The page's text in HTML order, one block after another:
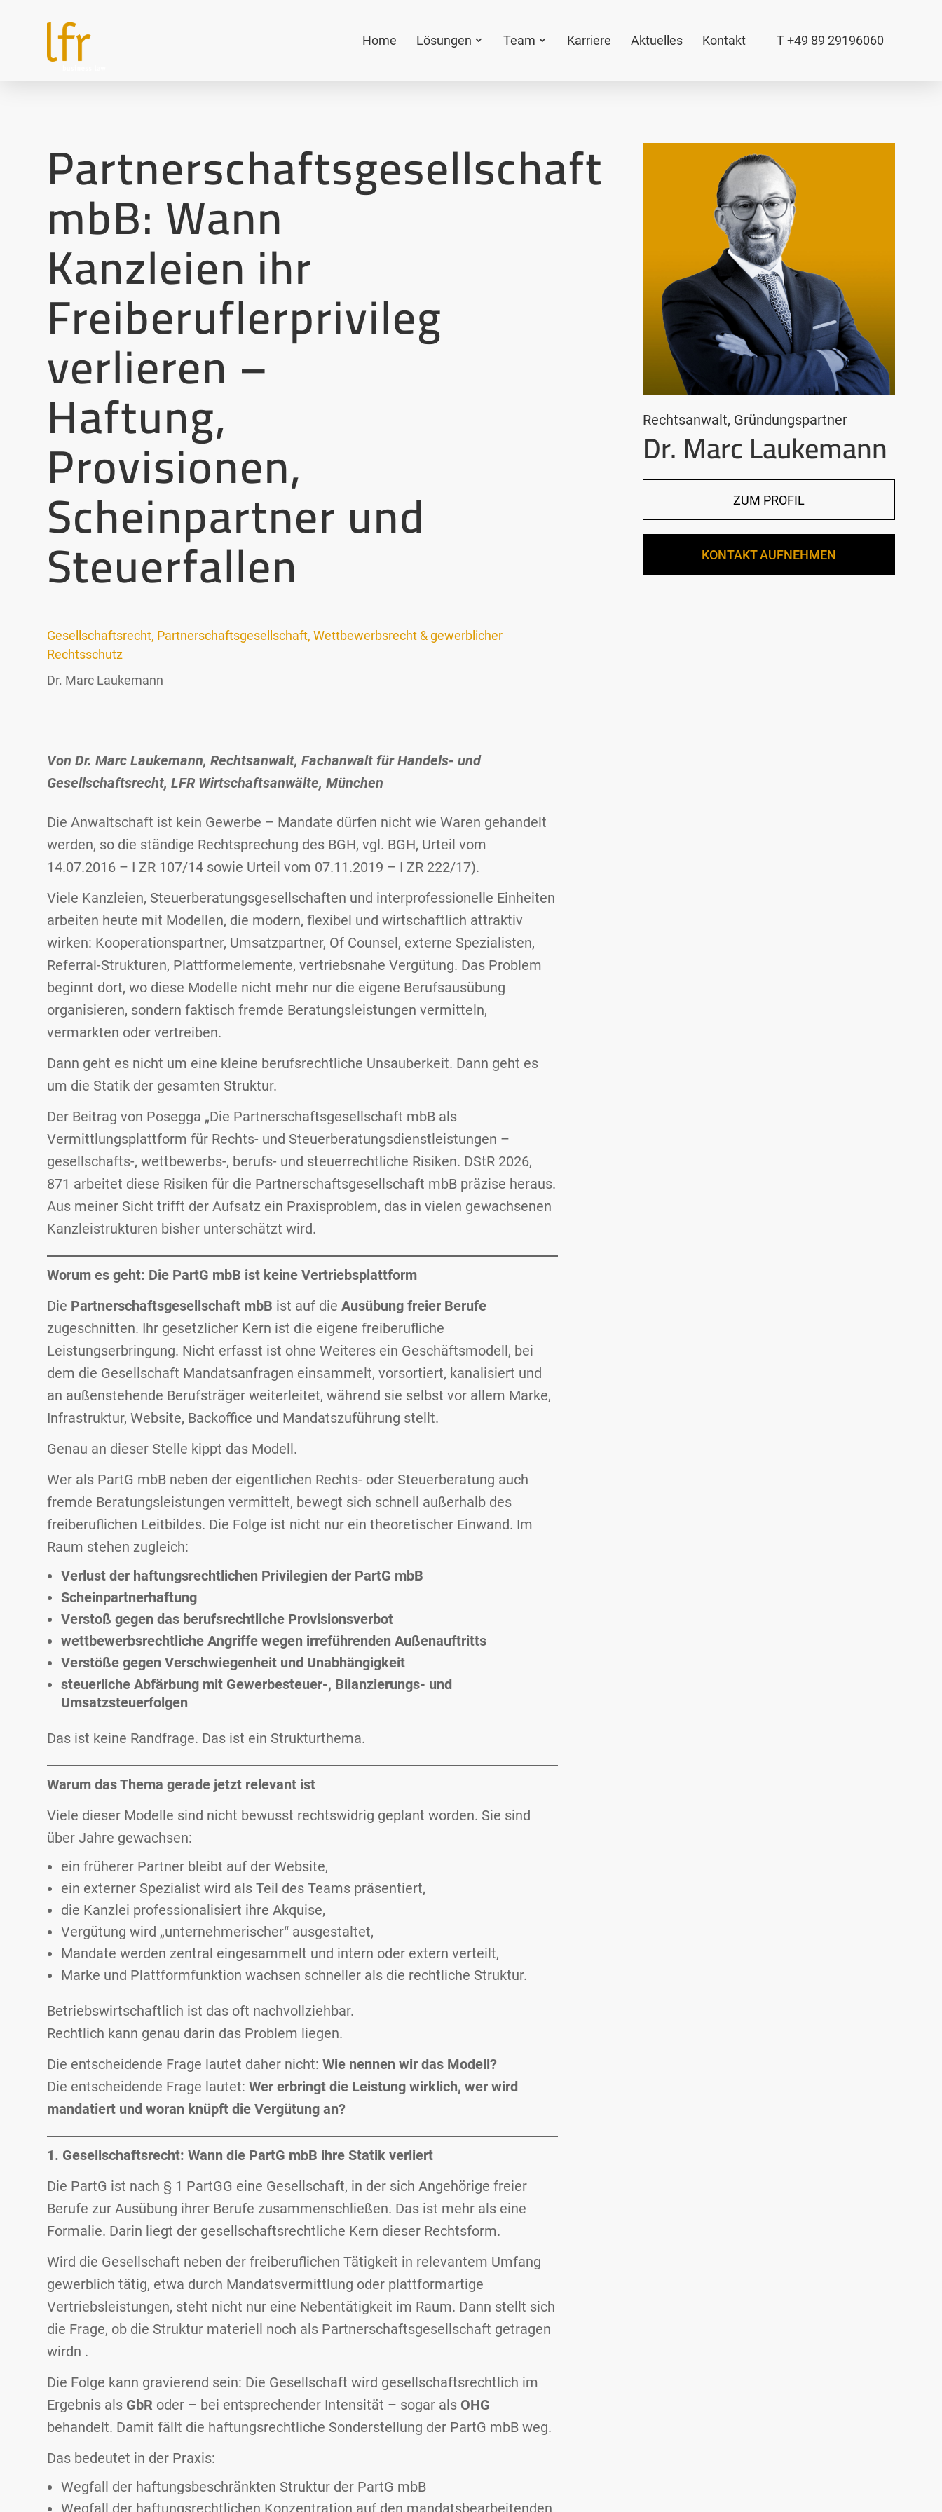
Home Lösungen Team Karriere Aktuelles Kontakt T +49 89 29196060
Partnerschaftsgesellschaft
mbB: Wann
Kanzleien ihr
Freiberuflerprivileg
verlieren –
Haftung,
Provisionen,
Scheinpartner und
Steuerfallen
Gesellschaftsrecht, Partnerschaftsgesellschaft,Wettbewerbsrecht & gewerblicher
Rechtsschutz
Dr. Marc Laukemann
Gesellschaftsrecht
Partnerschaftsgesellschaft
Partnerschaftsgesellschaft
Wettbewerbsrecht &
gewerblicher Rechtsschutz
Von Dr. Marc Laukemann, Rechtsanwalt, Fachanwalt für Handels- und
Gesellschaftsrecht, LFR Wirtschaftsanwälte, München
Die Anwaltschaft ist kein Gewerbe – Mandate dürfen nicht wie Waren gehandelt
werden, so die ständige Rechtsprechung des BGH, vgl. BGH, Urteil vom
14.07.2016 – I ZR 107/14 sowie Urteil vom 07.11.2019 – I ZR 222/17).
Viele Kanzleien, Steuerberatungsgesellschaften und interprofessionelle Einheiten
arbeiten heute mit Modellen, die modern, flexibel und wirtschaftlich attraktiv
wirken: Kooperationspartner, Umsatzpartner, Of Counsel, externe Spezialisten,
Referral-Strukturen, Plattformelemente, vertriebsnahe Vergütung. Das Problem
beginnt dort, wo diese Modelle nicht mehr nur die eigene Berufsausübung
organisieren, sondern faktisch fremde Beratungsleistungen vermitteln,
vermarkten oder vertreiben.
Dann geht es nicht um eine kleine berufsrechtliche Unsauberkeit. Dann geht es
um die Statik der gesamten Struktur.
Der Beitrag von Posegga „Die Partnerschaftsgesellschaft mbB als
Vermittlungsplattform für Rechts- und Steuerberatungsdienstleistungen –
gesellschafts-, wettbewerbs-, berufs- und steuerrechtliche Risiken. DStR 2026,
871 arbeitet diese Risiken für die Partnerschaftsgesellschaft mbB präzise heraus.
Aus meiner Sicht trifft der Aufsatz ein Praxisproblem, das in vielen gewachsenen
Kanzleistrukturen bisher unterschätzt wird.
Worum es geht: Die PartG mbB ist keine Vertriebsplattform
Die Partnerschaftsgesellschaft mbB ist auf dieAusübung freier Berufe
zugeschnitten. Ihr gesetzlicher Kern ist die eigene freiberufliche
Leistungserbringung. Nicht erfasst ist ohne Weiteres ein Geschäftsmodell, bei
dem die Gesellschaft Mandatsanfragen einsammelt, vorsortiert, kanalisiert und
an außenstehende Berufsträger weiterleitet, während sie selbst vor allem Marke,
Infrastruktur, Website, Backoffice und Mandatszuführung stellt.
Genau an dieser Stelle kippt das Modell.
Wer als PartG mbB neben der eigentlichen Rechts- oder Steuerberatung auch
fremde Beratungsleistungen vermittelt, bewegt sich schnell außerhalb des
freiberuflichen Leitbildes. Die Folge ist nicht nur ein theoretischer Einwand. Im
Raum stehen zugleich:
Verlust der haftungsrechtlichen Privilegien der PartG mbB
Scheinpartnerhaftung
Verstoß gegen das berufsrechtliche Provisionsverbot
wettbewerbsrechtliche Angriffe wegen irreführenden Außenauftritts
Verstöße gegen Verschwiegenheit und Unabhängigkeit
steuerliche Abfärbung mit Gewerbesteuer-, Bilanzierungs- und
Umsatzsteuerfolgen
Das ist keine Randfrage. Das ist ein Strukturthema.
Warum das Thema gerade jetzt relevant ist
Viele dieser Modelle sind nicht bewusst rechtswidrig geplant worden. Sie sind
über Jahre gewachsen:
ein früherer Partner bleibt auf der Website,
ein externer Spezialist wird als Teil des Teams präsentiert,
die Kanzlei professionalisiert ihre Akquise,
Vergütung wird „unternehmerischer“ ausgestaltet,
Mandate werden zentral eingesammelt und intern oder extern verteilt,
Marke und Plattformfunktion wachsen schneller als die rechtliche Struktur.
Betriebswirtschaftlich ist das oft nachvollziehbar.
Rechtlich kann genau darin das Problem liegen.
Die entscheidende Frage lautet daher nicht:Wie nennen wir das Modell?
Die entscheidende Frage lautet:Wer erbringt die Leistung wirklich, wer wird
mandatiert und woran knüpft die Vergütung an?
1. Gesellschaftsrecht: Wann die PartG mbB ihre Statik verliert
Die PartG ist nach § 1 PartGG eine Gesellschaft, in der sich Angehörige freier
Berufe zur Ausübung ihrer Berufe zusammenschließen. Das ist mehr als eine
Formalie. Darin liegt der gesellschaftsrechtliche Kern dieser Rechtsform.
Wird die Gesellschaft neben der freiberuflichen Tätigkeit in relevantem Umfang
gewerblich tätig, etwa durch Mandatsvermittlung oder plattformartige
Vertriebsleistungen, steht nicht nur eine Nebentätigkeit im Raum. Dann stellt sich
die Frage, ob die Struktur materiell noch als Partnerschaftsgesellschaft getragen
wirdn .
Die Folge kann gravierend sein: Die Gesellschaft wird gesellschaftsrechtlich im
Ergebnis als GbR oder – bei entsprechender Intensität – sogar als OHG
behandelt. Damit fällt die haftungsrechtliche Sonderstellung der PartG mbB weg.
Das bedeutet in der Praxis:
Wegfall der haftungsbeschränkten Struktur der PartG mbB
Rechtsanwalt, Gründungspartner
Dr. Marc Laukemann
ZUM PROFIL
KONTAKT AUFNEHMEN